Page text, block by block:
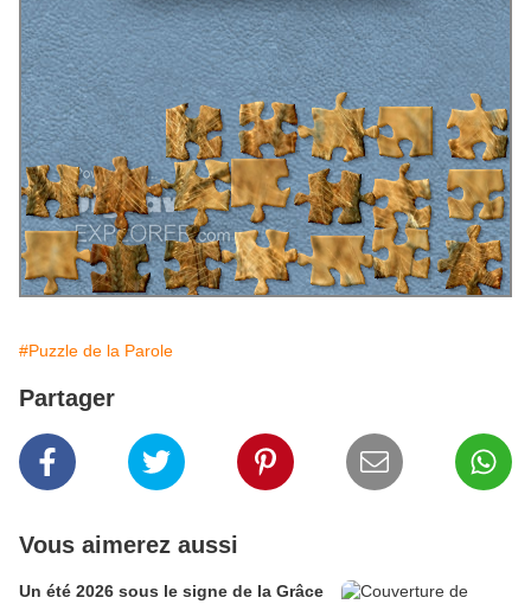
#Puzzle de la Parole
Partager
Vous aimerez aussi
Un été 2026 sous le signe de la Grâce